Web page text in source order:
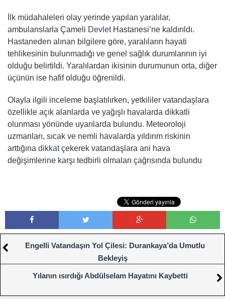
İlk müdahaleleri olay yerinde yapılan yaralılar,
ambulanslarla Çameli DevletHastanesi’ne kaldırıldı.
Hastaneden alınan bilgilere göre, yaralıların hayati
tehlikesinin bulunmadığı ve genel sağlık durumlarının iyi
olduğu belirtildi. Yaralılardan ikisinin durumunun orta, diğer
üçünün ise hafif olduğu öğrenildi.
Olayla ilgili inceleme başlatılırken, yetkililer vatandaşlara
özellikle açık alanlarda ve yağışlı havalarda dikkatli
olunması yönünde uyarılarda bulundu. Meteoroloji
uzmanları, sıcak ve nemli havalarda yıldırım riskinin
arttığına dikkatçekerek vatandaşlara ani hava
değişimlerine karşı tedbirli olmaları çağrısında bulundu
Engelli Vatandaşın Yol Çilesi: Durankaya’da Umutlu
Bekleyiş
Yılanın ısırdığı Abdülselam Hayatını Kaybetti